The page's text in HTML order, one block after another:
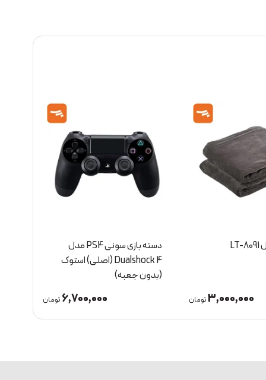
دسته بازی سونی PS4 مدل
6,700,000تومان
کنسول بازی سونی مدل PS4
Slim 500GB کپی خور استوک
(بدون جعبه)
52,000,000 تومان